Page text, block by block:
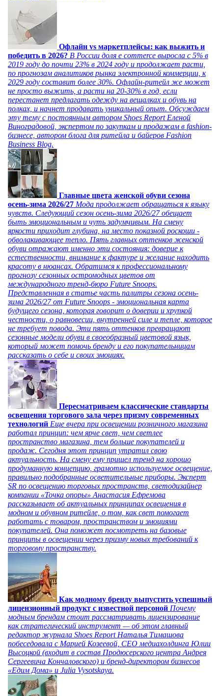
Офлайн vs маркетплейсы: как выжить и
победить в 2026? В России доля e commerce выросла с 5% в
2019 году до почти 23% в 2024 году и продолжает расти,
по прогнозам аналитиков рынка электронной коммерции, к
2029 году составит более 30%. Офлайн-ритейл же может
не просто выжить, а расти на 20-30% в год, если
перестанет предлагать одежду на вешалках и обувь на
полках, и начнет продавать уникальный опыт. Обсуждаем
эту тему с постоянным автором Shoes Report Еленой
Виноградовой, экспертом по закупкам и продажам в fashion-
бизнесе, автором блога для ритейла и байеров Fashion
Business Blog.
Главные цвета женской обуви сезона
осень-зима 2026/27 Мода продолжает обращаться к языку
чувств. Следующий сезон осень-зима 2026/27 обещает
быть эмоциональным и чуть задумчивым. На смену
яркости приходит глубина, на место показной роскоши -
обволакивающее тепло. Пять главных оттенков женской
обуви отражают именно эти состояния: доверие к
естественности, внимание к фактуре и желание находить
красоту в нюансах. Обратимся к профессиональному
прогнозу сезонных остромодных цветов от
международного тренд-бюро Future Snoops.
Представленная в статье часть палитры сезона осень-
зима 2026/27 от Future Snoops - эмоциональная карта
будущего сезона, которая говорит о доверии и хрупкой
честности, о равновесии, внутренней силе и тепле, которое
не требует повода. Эти пять оттенков превращают
сезонные модели обуви в своеобразный цветовой язык,
который может помочь бренду и его покупательницам
рассказать о себе и своих эмоциях.
Пересматриваем классические стандарты
освещения торгового зала через призму современных
технологий Еще вчера при освещении розничного магазина
работал принцип: чем ярче свет, чем светлее
пространство магазина, тем больше покупателей и
продаж. Сегодня этот принцип утратил свою
актуальность. На смену ему пришел тренд на хорошо
продуманную концепцию, грамотно используемое освещение,
правильно подобранные осветительные приборы. Эксперт
SR по освещению торговых пространств, светодизайнер
компании «Точка опоры» Анастасия Ефремова
рассказывает об актуальных принципах освещения в
модном и обувном ритейле, о том, как свет помогает
работать с товаром, пространством и эмоциями
покупателей. Она поможет посмотреть на базовые
принципы в освещении через призму новых требований к
торговому пространству.
Как модному бренду выпустить успешный
лицензионный продукт с известной персоной Почему
модным брендам стоит рассматривать лицензирование
как стратегический инструмент — об этом главный
редактор журнала Shoes Report Наталья Тимашова
побеседовала с Марией Козеевой, СЕО медиахолдинга Юлии
Высоцкой (входит в состав Продюсерского центра Андрея
Сергеевича Кончаловского) и бренд-директором бизнесов
«Едим Дома» и Julia Vysotskaya.